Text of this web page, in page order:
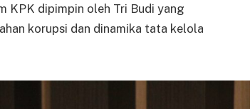
KPK dipimpin oleh Tri Budi yang
korupsi dan dinamika tata kelola